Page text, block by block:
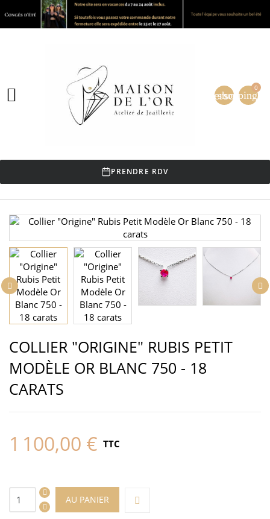
 person
0
PRENDRE RDV
COLLIER "ORIGINE" RUBIS PETIT
MODÈLE OR BLANC 750 - 18
CARATS
1 100,00 € TTC
AU PANIER